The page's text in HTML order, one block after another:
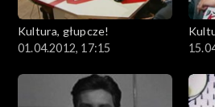
Kultura, głupcze!
01.04.2012, 17:15